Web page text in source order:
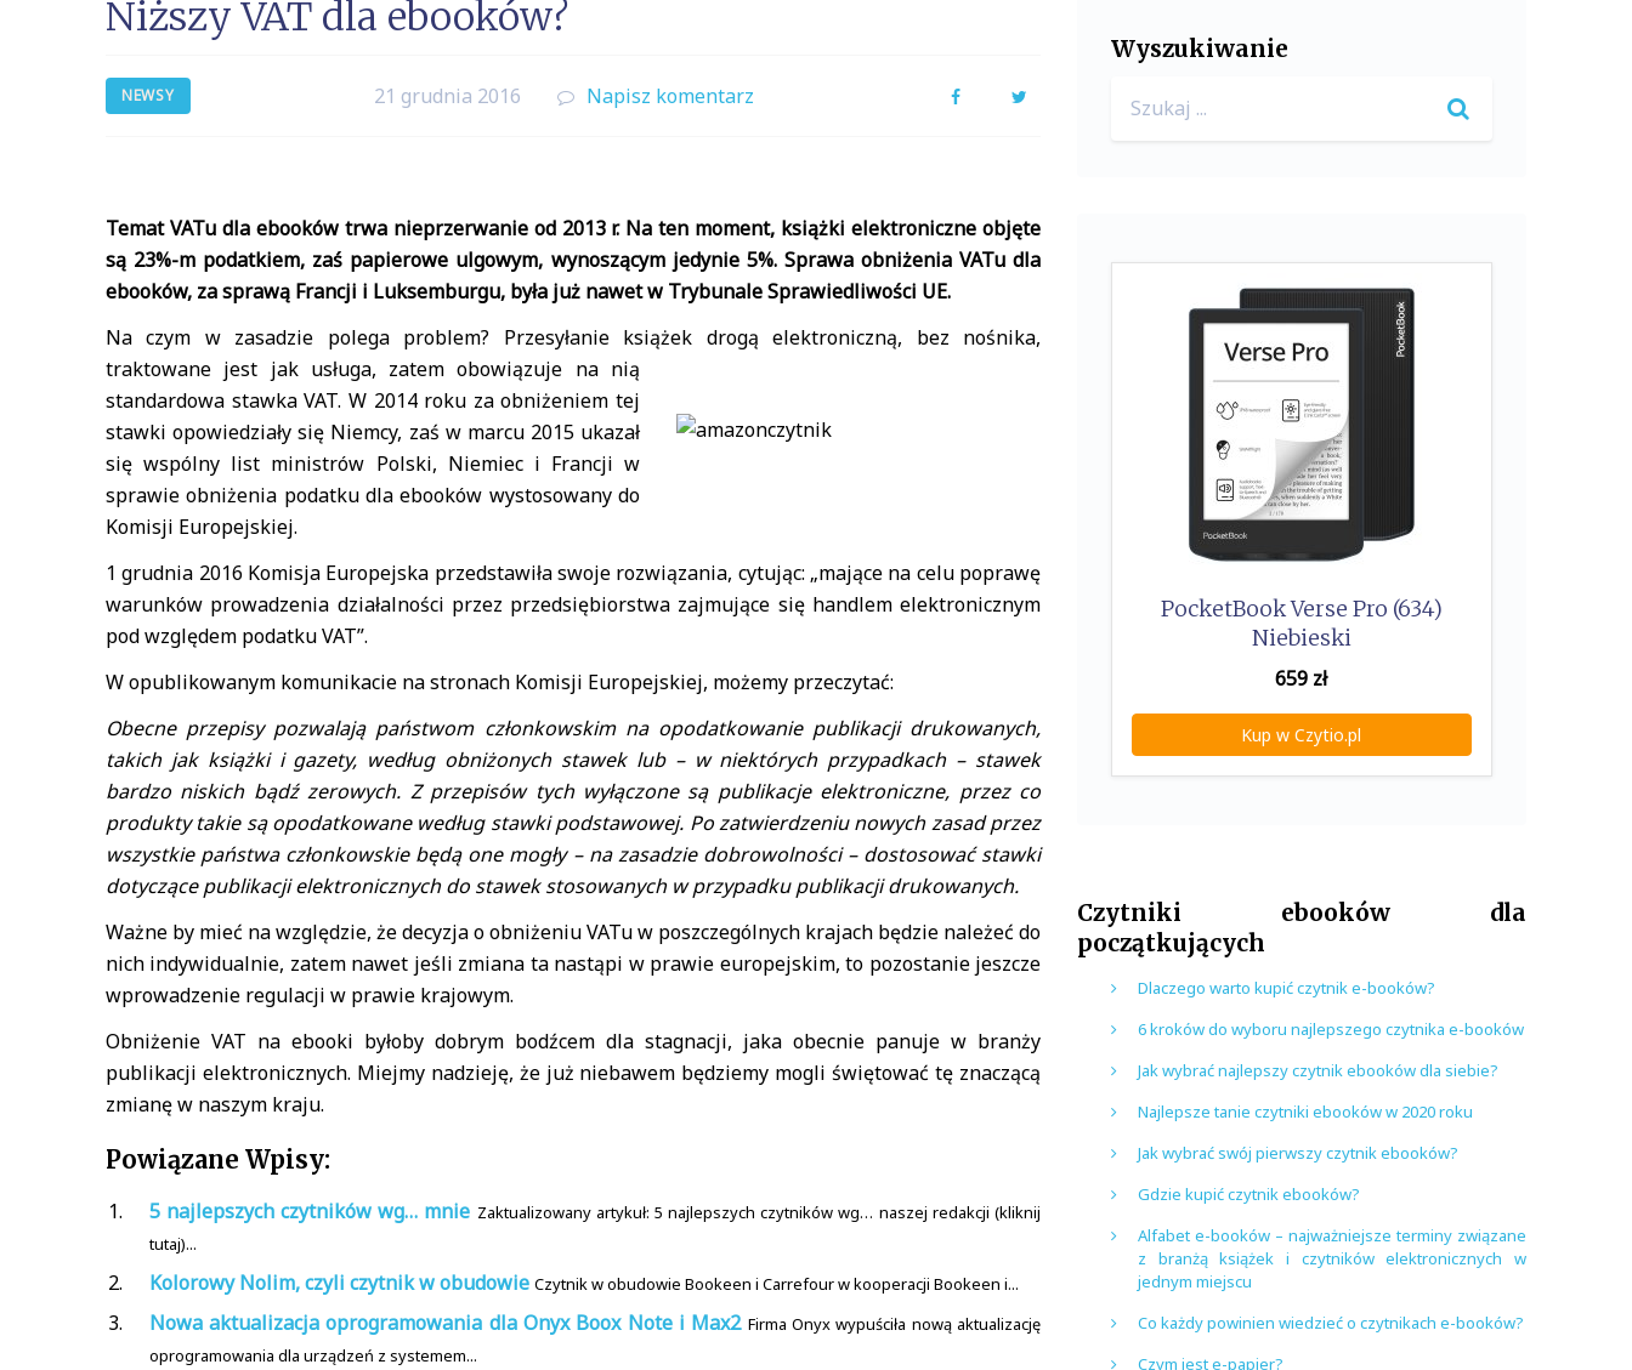
Niższy VAT dla ebooków?
NEWSY 21 grudnia 2016 Napisz komentarz FacebookTwitter
Temat VATu dla ebooków trwa nieprzerwanie od 2013 r. Na ten moment, książki elektroniczne objęte
są 23%-m podatkiem, zaś papierowe ulgowym, wynoszącym jedynie 5%. Sprawa obniżenia VATu dla
ebooków, za sprawą Francji i Luksemburgu, była już nawet w Trybunale Sprawiedliwości UE.
Na czym w zasadzie polega problem? Przesyłanie książek drogą elektroniczną, bez nośnika,
traktowane jest jak usługa, zatem obowiązuje na nią
standardowa stawka VAT. W 2014 roku za obniżeniem tej
stawki opowiedziały się Niemcy, zaś w marcu 2015 ukazał
się wspólny list ministrów Polski, Niemiec i Francji w
sprawie obniżenia podatku dla ebooków wystosowany do
Komisji Europejskiej.
1 grudnia 2016 Komisja Europejska przedstawiła swoje rozwiązania, cytując: „mające na celu poprawę
warunków prowadzenia działalności przez przedsiębiorstwa zajmujące się handlem elektronicznym
pod względem podatku VAT”.
W opublikowanym komunikacie na stronach Komisji Europejskiej, możemy przeczytać:
Obecne przepisy pozwalają państwom członkowskim na opodatkowanie publikacji drukowanych,
takich jak książki i gazety, według obniżonych stawek lub – w niektórych przypadkach – stawek
bardzo niskich bądź zerowych. Z przepisów tych wyłączone są publikacje elektroniczne, przez co
produkty takie są opodatkowane według stawki podstawowej. Po zatwierdzeniu nowych zasad przez
wszystkie państwa członkowskie będą one mogły – na zasadzie dobrowolności – dostosować stawki
dotyczące publikacji elektronicznych do stawek stosowanych w przypadku publikacji drukowanych.
Ważne by mieć na względzie, że decyzja o obniżeniu VATu w poszczególnych krajach będzie należeć do
nich indywidualnie, zatem nawet jeśli zmiana ta nastąpi w prawie europejskim, to pozostanie jeszcze
wprowadzenie regulacji w prawie krajowym.
Obniżenie VAT na ebooki byłoby dobrym bodźcem dla stagnacji, jaka obecnie panuje w branży
publikacji elektronicznych. Miejmy nadzieję, że już niebawem będziemy mogli świętować tę znaczącą
zmianę w naszym kraju.
Powiązane Wpisy:
5 najlepszych czytników wg… mnie Zaktualizowany artykuł: 5 najlepszych czytników wg… naszej redakcji (kliknij
tutaj)...
Kolorowy Nolim, czyli czytnik w obudowie Czytnik w obudowie Bookeen i Carrefour w kooperacji Bookeen i...
Nowa aktualizacja oprogramowania dla Onyx Boox Note i Max2 Firma Onyx wypuściła nową aktualizację
oprogramowania dla urządzeń z systemem...
Wyszukiwanie
for:
PocketBook Verse Pro (634)
Niebieski
659 zł
Kup w Czytio.pl
Czytniki ebooków dla
początkujących
Dlaczego warto kupić czytnik e-booków?
6 kroków do wyboru najlepszego czytnika e-booków
Jak wybrać najlepszy czytnik ebooków dla siebie?
Najlepsze tanie czytniki ebooków w 2020 roku
Jak wybrać swój pierwszy czytnik ebooków?
Gdzie kupić czytnik ebooków?
Alfabet e-booków – najważniejsze terminy związane
z branżą książek i czytników elektronicznych w
jednym miejscu
Co każdy powinien wiedzieć o czytnikach e-booków?
Czym jest e-papier?